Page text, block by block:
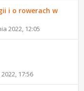
i o rowerach w
2022, 12:05
17:56